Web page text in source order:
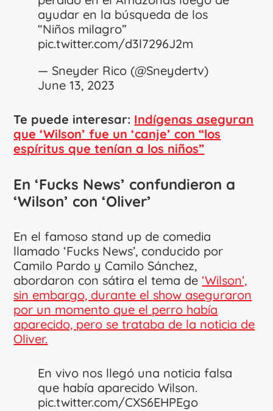
ayudar en la búsqueda de los
“Niños milagro”
pic.twitter.com/d3l7296J2m
— Sneyder Rico (@Sneydertv)
June 13, 2023
Te puede interesar: Indígenas aseguran
que ‘Wilson’ fue un ‘canje’ con “los
espíritus que tenían a los niños”
En ‘Fucks News’ confundieron a
‘Wilson’ con ‘Oliver’
En el famoso stand up de comedia
llamado ‘Fucks News’, conducido por
Camilo Pardo y Camilo Sánchez,
abordaron con sátira el tema de‘Wilson’,
sin embargo, durante el show aseguraron
por un momento que el perro había
aparecido, pero se trataba de la noticia de
Oliver.
En vivo nos llegó una noticia falsa
que había aparecido Wilson.
pic.twitter.com/CXS6EHPEgo